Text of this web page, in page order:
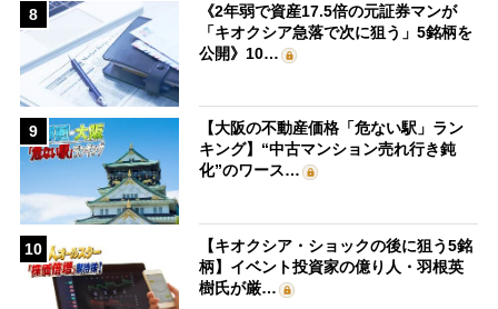
8
《2年弱で資産17.5倍の元証券マンが
「キオクシア急落で次に狙う」5銘柄を
公開》10…
9
【大阪の不動産価格「危ない駅」ラン
キング】“中古マンション売れ行き鈍
化”のワース…
10
【キオクシア・ショックの後に狙う5銘
柄】イベント投資家の億り人・羽根英
樹氏が厳…